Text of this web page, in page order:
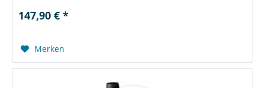
147,90 € *
Merken